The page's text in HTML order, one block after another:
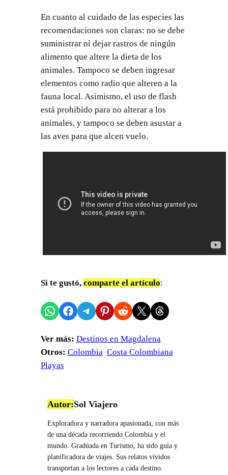
En cuanto al cuidado de las especies las
recomendaciones son claras: no se debe
suministrar ni dejar rastros de ningún
alimento que altere la dieta de los
animales. Tampoco se deben ingresar
elementos como radio que alteren a la
fauna local. Asimismo, el uso de flash
está prohibido para no alterar a los
animales, y tampoco se deben asustar a
las aves para que alcen vuelo.
Si te gustó, comparte el artículo:
Compartir en WhatsApp
Compartir en Facebook
Compartir en Telegram
Compartir en Pinterest
Compartir en Reddit
Compartir en X Share on Threads
Ver más: Destinos en Magdalena
Otros: Colombia Costa Colombiana
Playas
Autor:Sol Viajero
Exploradora y narradora apasionada, con más
de una década recorriendo Colombia y el
mundo. Gradúada en Turismo, ha sido guía y
planificadora de viajes. Sus relatos vívidos
transportan a los lectores a cada destino.